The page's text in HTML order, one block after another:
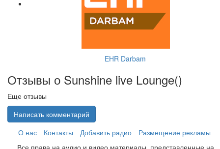
EHR Darbam
Отзывы о Sunshine live Lounge()
Еще отзывы
Написать комментарий
О нас
Контакты Добавить радио
Размещение рекламы
Все права на аудио и видео материалы, представленные на